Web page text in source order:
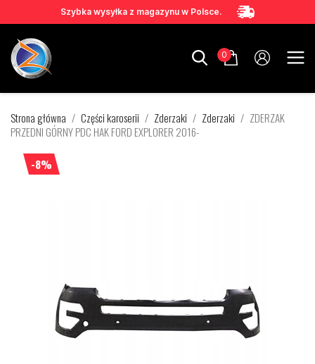
Szybka wysyłka z magazynu w Polsce.
0
Strona główna Części karoserii Zderzaki Zderzaki
ZDERZAK
PRZEDNI GÓRNY PDC HAK FORD EXPLORER 2016-
-8%